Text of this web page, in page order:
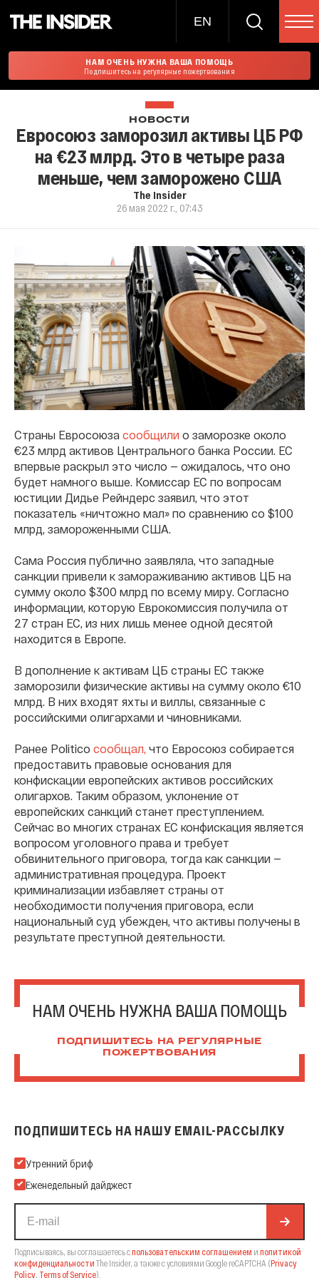
EN
НАМ ОЧЕНЬ НУЖНА ВАША ПОМОЩЬ
Подпишитесь на регулярные пожертвования
НОВОСТИ
Евросоюз заморозил активы ЦБ РФ
на €23 млрд. Это в четыре раза
меньше, чем заморожено США
The Insider
26 мая 2022 г., 07:43
Страны Евросоюза сообщили о заморозке около
€23 млрд активов Центрального банка России. ЕС
впервые раскрыл это число — ожидалось, что оно
будет намного выше. Комиссар ЕС по вопросам
юстиции Дидье Рейндерс заявил, что этот
показатель «ничтожно мал» по сравнению со $100
млрд, замороженными США.
Сама Россия публично заявляла, что западные
санкции привели к замораживанию активов ЦБ на
сумму около $300 млрд по всему миру. Согласно
информации, которую Еврокомиссия получила от
27 стран ЕС, из них лишь менее одной десятой
находится в Европе.
В дополнение к активам ЦБ страны ЕС также
заморозили физические активы на сумму около €10
млрд. В них входят яхты и виллы, связанные с
российскими олигархами и чиновниками.
Ранее Politico сообщал, что Евросоюз собирается
предоставить правовые основания для
конфискации европейских активов российских
олигархов. Таким образом, уклонение от
европейских санкций станет преступлением.
Сейчас во многих странах ЕС конфискация является
вопросом уголовного права и требует
обвинительного приговора, тогда как санкции —
административная процедура. Проект
криминализации избавляет страны от
необходимости получения приговора, если
национальный суд убежден, что активы получены в
результате преступной деятельности.
НАМ ОЧЕНЬ НУЖНА ВАША ПОМОЩЬ
ПОДПИШИТЕСЬ НА РЕГУЛЯРНЫЕ
ПОЖЕРТВОВАНИЯ
ПОДПИШИТЕСЬ НА НАШУ EMAIL-РАССЫЛКУ
Подпишитесь на нашу Email-рассылку
Утренний бриф
Еженедельный дайджест
Подписываясь, вы соглашаетесь спользовательским соглашением и политикой
конфиденциальности The Insider, а также с условиями Google reCAPTCHA (Privacy
Policy Terms of Service).